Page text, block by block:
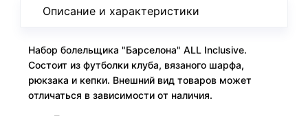
Описание и характеристики
Набор болельщика "Барселона" ALL Inclusive.
Состоит из футболки клуба, вязаного шарфа,
рюкзака и кепки. Внешний вид товаров может
отличаться в зависимости от наличия.